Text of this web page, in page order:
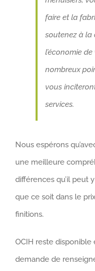
faire et la
soutenez à la
l’économie
nombreux
vous
services.
Nous espérons
une meilleure
différences qu’il peut
que ce soit dans le
finitions.
OCIH reste
demande de